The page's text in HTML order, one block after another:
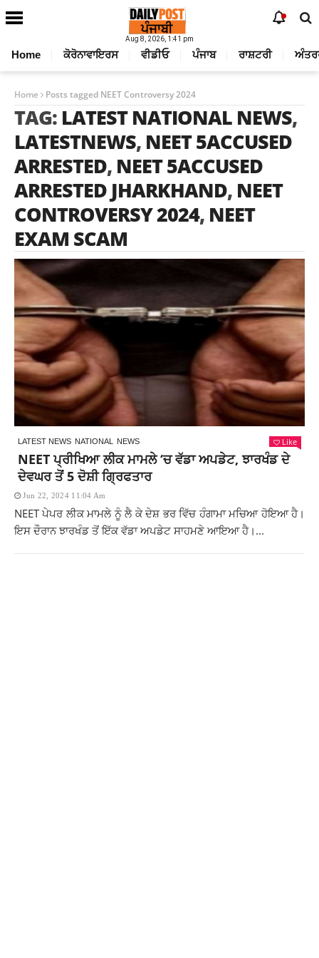
Aug 8, 2026, 1:41 pm
Home ਕੋਰੋਨਾਵਾਇਰਸ ਵੀਡੀਓ ਪੰਜਾਬ ਰਾਸ਼ਟਰੀ
Home Posts tagged NEET Controversy 2024
TAG: LATEST NATIONAL NEWS,
LATESTNEWS, NEET 5ACCUSED
ARRESTED, NEET 5ACCUSED
ARRESTED JHARKHAND, NEET
CONTROVERSY 2024, NEET
EXAM SCAM
LATEST NEWS NATIONAL NEWS Like
NEET ਪ੍ਰੀਖਿਆ ਲੀਕ ਮਾਮਲੇ ‘ਚ ਵੱਡਾ ਅਪਡੇਟ, ਝਾਰਖੰਡ ਦੇ
ਦੇਵਘਰ ਤੋਂ 5 ਦੋਸ਼ੀ ਗ੍ਰਿਫਤਾਰ
Jun 22, 2024 11:04 Am
NEET ਪੇਪਰ ਲੀਕ ਮਾਮਲੇ ਨੂੰ ਲੈ ਕੇ ਦੇਸ਼ ਭਰ ਵਿੱਚ ਹੰਗਾਮਾ ਮਚਿਆ ਹੋਇਆ ਹੈ।
ਇਸ ਦੌਰਾਨ ਝਾਰਖੰਡ ਤੋਂ ਇੱਕ ਵੱਡਾ ਅਪਡੇਟ ਸਾਹਮਣੇ ਆਇਆ ਹੈ।...